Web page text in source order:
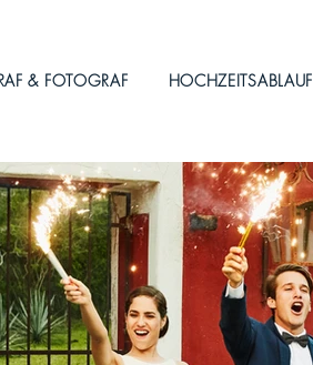
& FOTOGRAF HOCHZEITSABLAUF